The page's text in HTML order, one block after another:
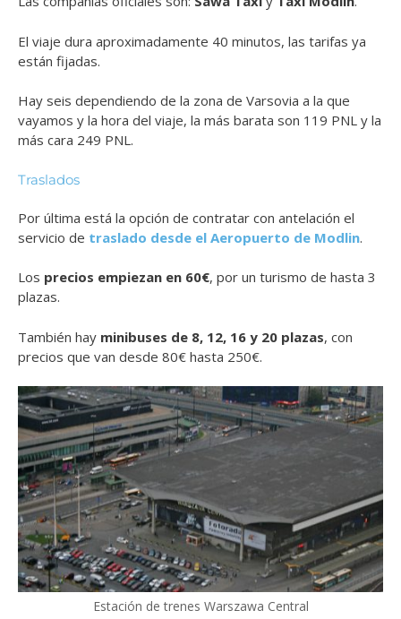
El viaje dura aproximadamente 40 minutos, las tarifas ya
están fijadas.
Hay seis dependiendo de la zona de Varsovia a la que
vayamos y la hora del viaje, la más barata son 119 PNL y la
más cara 249 PNL.
Traslados
Por última está la opción de contratar con antelación el
servicio de traslado desde el Aeropuerto de Modlin.
Los precios empiezan en 60€, por un turismo de hasta 3
plazas.
También hay minibuses de 8, 12, 16 y 20 plazas, con
precios que van desde 80€ hasta 250€.
Estación de trenes Warszawa Central